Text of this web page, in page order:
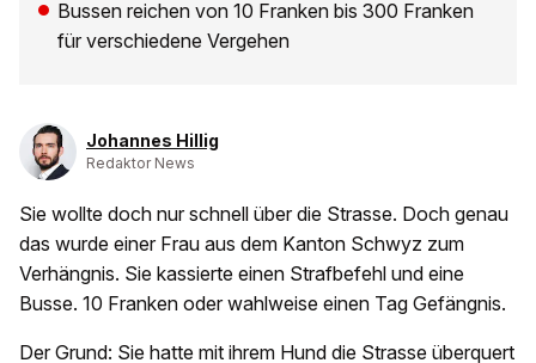
Bussen reichen von 10 Franken bis 300 Franken
für verschiedene Vergehen
Johannes Hillig
Redaktor News
Sie wollte doch nur schnell über die Strasse. Doch genau
das wurde einer Frau aus dem Kanton Schwyz zum
Verhängnis. Sie kassierte einen Strafbefehl und eine
Busse. 10 Franken oder wahlweise einen Tag Gefängnis.
Der Grund: Sie hatte mit ihrem Hund die Strasse überquert